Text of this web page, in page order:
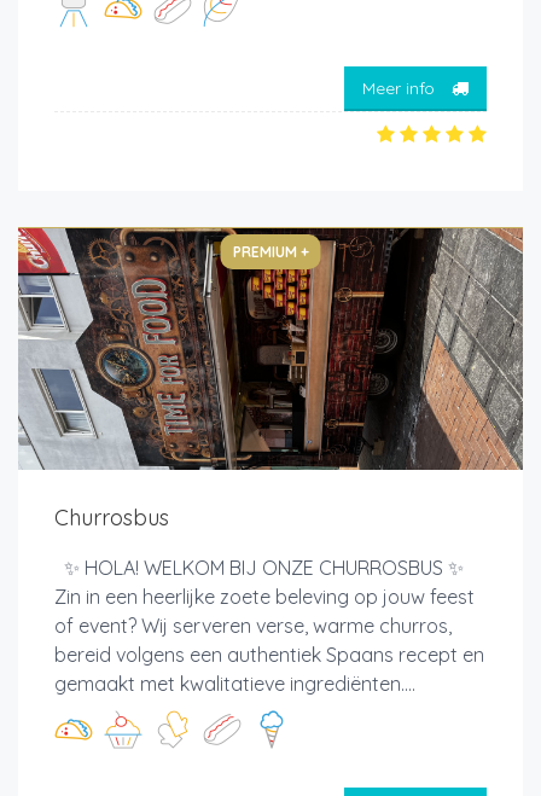
Meer info
PREMIUM +
Churrosbus
✨ HOLA! WELKOM BIJ ONZE CHURROSBUS ✨
Zin in een heerlijke zoete beleving op jouw feest
of event? Wij serveren verse, warme churros,
bereid volgens een authentiek Spaans recept en
gemaakt met kwalitatieve ingrediënten....